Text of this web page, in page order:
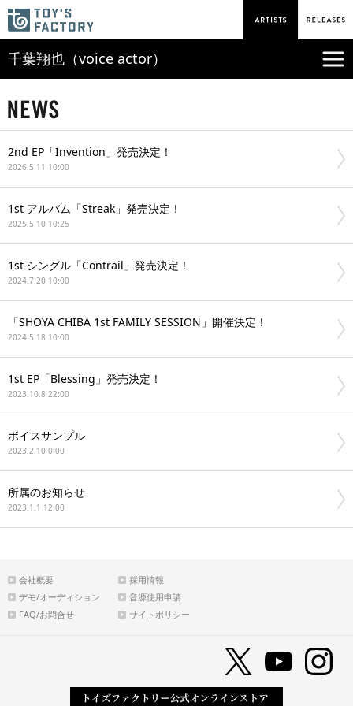
千葉翔也（voice actor）
2nd EP「Invention」発売決定！
2026.5.11 10:00
1st アルバム「Streak」発売決定！
2025.5.10 10:25
1st シングル「Contrail」発売決定！
2024.7.20 10:00
「SHOYA CHIBA 1st FAMILY SESSION」開催決定！
2024.5.18 10:00
1st EP「Blessing」発売決定！
2023.10.8 22:00
ボイスサンプル
2023.2.10 0:00
所属のお知らせ
2023.1.1 12:00
会社概要
採用情報
デモ/オーディション
音源使用申請
FAQ/お問合せ
サイトポリシー